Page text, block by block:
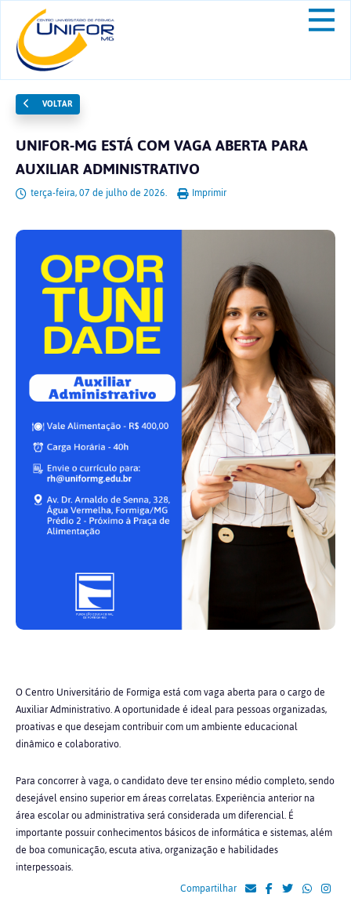
VOLTAR
UNIFOR-MG ESTÁ COM VAGA ABERTA PARA
AUXILIAR ADMINISTRATIVO
terça-feira, 07 de julho de 2026. Imprimir
O Centro Universitário de Formiga está com vaga aberta para o cargo de
Auxiliar Administrativo. A oportunidade é ideal para pessoas organizadas,
proativas e que desejam contribuir com um ambiente educacional
dinâmico e colaborativo.
Para concorrer à vaga, o candidato deve ter ensino médio completo, sendo
desejável ensino superior em áreas correlatas. Experiência anterior na
área escolar ou administrativa será considerada um diferencial. É
importante possuir conhecimentos básicos de informática e sistemas, além
de boa comunicação, escuta ativa, organização e habilidades
interpessoais.
Compartilhar